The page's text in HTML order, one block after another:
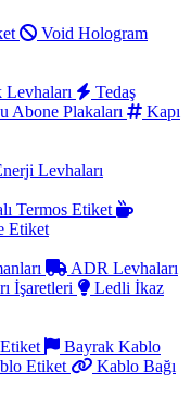
Void Hologram
Levhaları
Tedaş
Abone Plakaları
Kapı
Levhaları
Termos Etiket
Etiket
ADR Levhaları
İşaretleri
Ledli İkaz
Bayrak Kablo
Etiket
Kablo Bağı